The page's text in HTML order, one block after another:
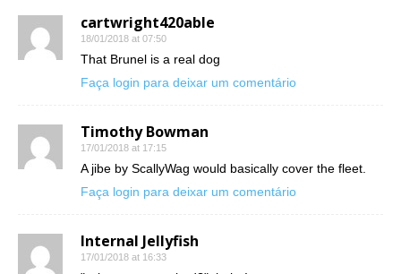
cartwright420able
18/01/2018 at 07:50
That Brunel is a real dog
Faça login para deixar um comentário
Timothy Bowman
17/01/2018 at 17:15
A jibe by ScallyWag would basically cover the fleet.
Faça login para deixar um comentário
Internal Jellyfish
17/01/2018 at 16:33